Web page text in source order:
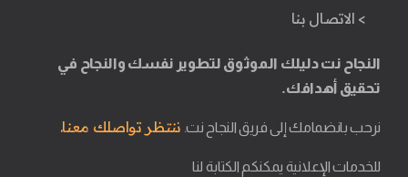
> الاتصال بنا
النجاح نت دليلك الموثوق لتطوير نفسك والنجاح في
تحقيق أهدافك.
نرحب بانضمامك إلى فريق النجاح نت. ننتظر تواصلك معنا.
للخدمات الإعلانية يمكنكم الكتابة لنا